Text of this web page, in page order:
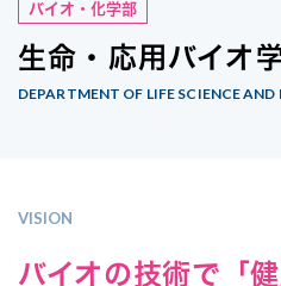
バイオ・化学部
生命・応用バイオ
DEPARTMENT OF LIFE SCIENCE
VISION
バイオの技術で「健